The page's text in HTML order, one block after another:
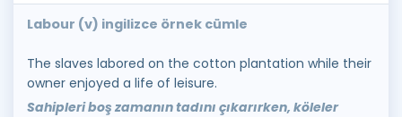
Labour (v) ingilizce örnek cümle
The slaves labored on the cotton plantation while their
owner enjoyed a life of leisure.
Sahipleri boş zamanın tadını çıkarırken, köleler